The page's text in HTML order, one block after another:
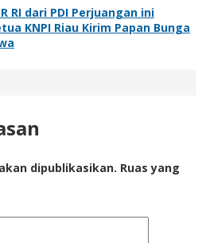
RI dari PDI Perjuangan ini
KNPI Riau Kirim Papan Bunga
dipublikasikan. Ruas yang